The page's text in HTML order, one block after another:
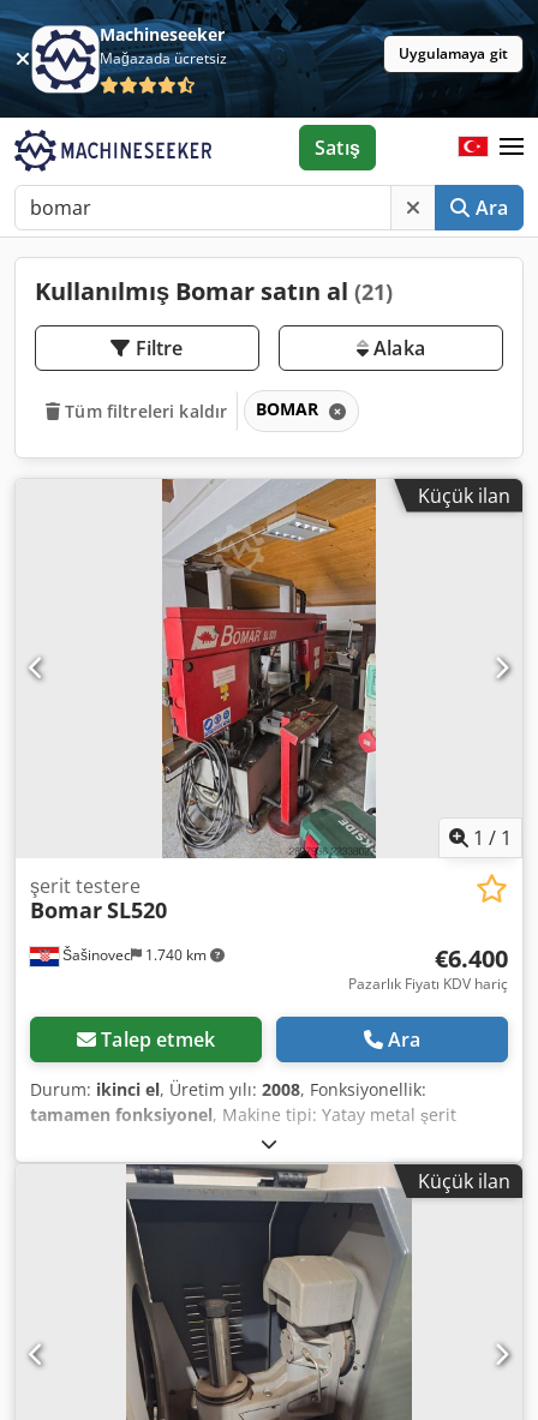
Machineseeker
Mağazada ücretsiz Uygulamaya git
Ara
Satış
Kullanılmış Bomar satın al (21)
Filtre Alaka
Tüm filtreleri kaldır BOMAR
Küçük ilan
1 / 1
Šašinovec 1.740 km
şerit testere
BomarSL520
€6.400
Pazarlık Fiyatı KDV hariç
Talep etmek Ara
Durum: ikinci el, Üretim yılı: 2008, Fonksiyonellik:
tamamen fonksiyonel, Makine tipi: Yatay metal şerit
testere Dksdpfxozl Atne Agtor Kesme kapasitesi: Yaklaşık Ø
520 mm Testere bandı boyutları: (modele bağlı olarak)
Testere bandı hızı: kademesiz veya çok kademeli Ana
tahrik: Üç fazlı motor Hidrolik testere ilerleme sistemi
Hidrolik malzeme kelepçesi Soğutma sıvısı sistemi Şerit
temizleme fırçası Şerit gerginliği mekanik
Küçük ilan